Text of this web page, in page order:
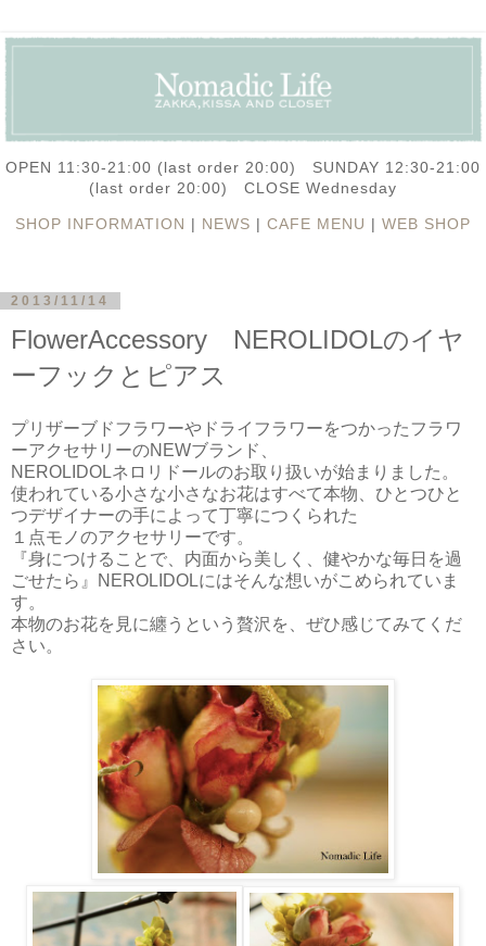
OPEN 11:30-21:00 (last order 20:00) SUNDAY 12:30-21:00
(last order 20:00) CLOSE Wednesday
SHOP INFORMATION | NEWS | CAFE MENU | WEB SHOP
2013/11/14
FlowerAccessory NEROLIDOLのイヤ
ーフックとピアス
プリザーブドフラワーやドライフラワーをつかったフラワ
ーアクセサリーのNEWブランド、
NEROLIDOLネロリドールのお取り扱いが始まりました。
使われている小さな小さなお花はすべて本物、ひとつひと
つデザイナーの手によって丁寧につくられた
１点モノのアクセサリーです。
『身につけることで、内面から美しく、健やかな毎日を過
ごせたら』NEROLIDOLにはそんな想いがこめられていま
す。
本物のお花を見に纏うという贅沢を、ぜひ感じてみてくだ
さい。